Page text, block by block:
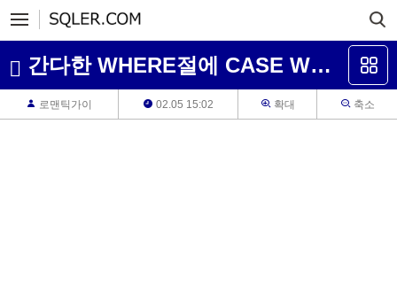
간다한 WHERE절에 CASE WHEN문 질문이요
로맨틱가이 02.05 15:02 확대 축소